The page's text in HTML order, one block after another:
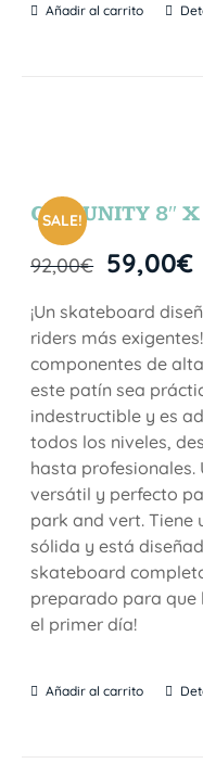
Añadir al carrito
SALE!
COMUNITY 8″
92,00€ 59,00€
¡Un skateboard
riders más
componentes de
este patín sea
indestructible y es
todos los niveles,
hasta profesionales.
versátil y perfecto
park and vert. Tiene
sólida y está
skateboard
preparado para que
el primer día!
Añadir al carrito